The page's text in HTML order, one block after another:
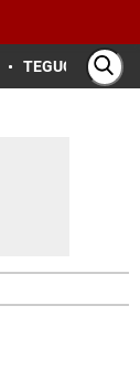
TEGUCIGALPA